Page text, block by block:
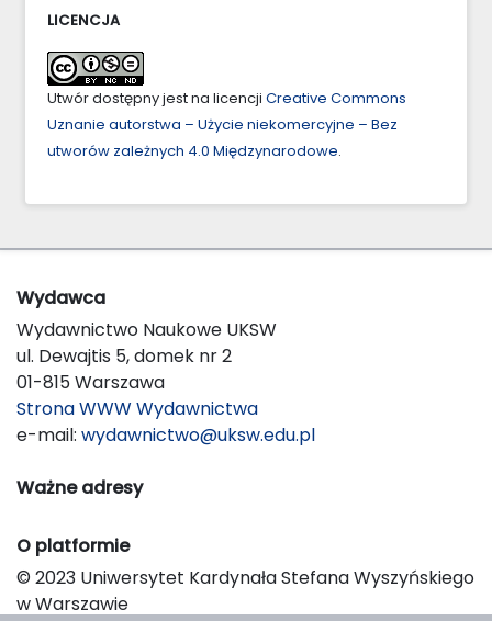
LICENCJA
Utwór dostępny jest na licencji Creative Commons
Uznanie autorstwa – Użycie niekomercyjne – Bez
utworów zależnych 4.0 Międzynarodowe.
Wydawca
Wydawnictwo Naukowe UKSW
ul. Dewajtis 5, domek nr 2
01-815 Warszawa
Strona WWW Wydawnictwa
e-mail: wydawnictwo@uksw.edu.pl
Ważne adresy
O platformie
© 2023 Uniwersytet Kardynała Stefana Wyszyńskiego
w Warszawie